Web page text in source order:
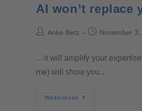
AI won’t replace
Anke Betz November 3,
…it will amplify your
me) will show you…
Weiterlesen